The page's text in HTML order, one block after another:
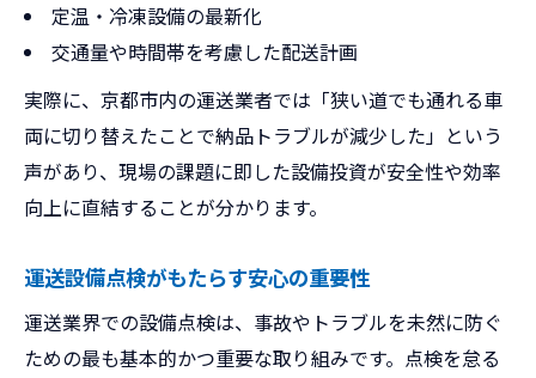
定温・冷凍設備の最新化
交通量や時間帯を考慮した配送計画
実際に、京都市内の運送業者では「狭い道でも通れる車
両に切り替えたことで納品トラブルが減少した」という
声があり、現場の課題に即した設備投資が安全性や効率
向上に直結することが分かります。
運送設備点検がもたらす安心の重要性
運送業界での設備点検は、事故やトラブルを未然に防ぐ
ための最も基本的かつ重要な取り組みです。点検を怠る